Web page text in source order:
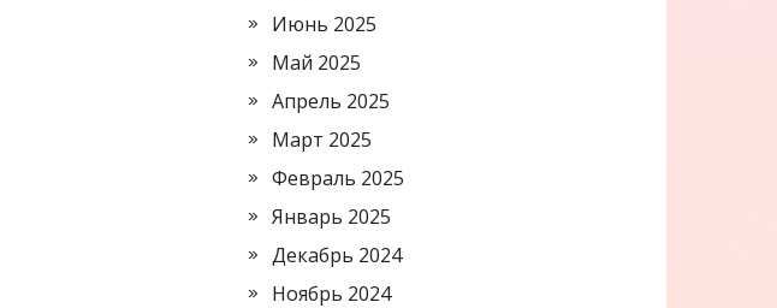
Июнь 2025
Май 2025
Апрель 2025
Март 2025
Февраль 2025
Январь 2025
Декабрь 2024
Ноябрь 2024